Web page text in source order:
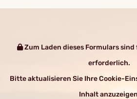
Zum Laden dieses Formulars
erforderlich.
Bitte aktualisieren Sie Ihre Cookie-
Inhalt